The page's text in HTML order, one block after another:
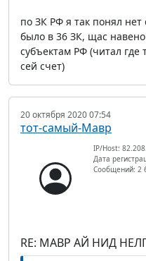
по ЗК РФ я так понял
было в 36 ЗК, щас навено
субъектам РФ (читал
сей счет)
20 октября 2020 07:54
тот-самый-Мавр
IP/Host:
Дата
Сообщений: 2
RE: МАВР АЙ НИД